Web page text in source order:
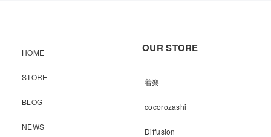
HOME
STORE
BLOG
NEWS
OUR STORE
着楽
cocorozashi
Diffusion